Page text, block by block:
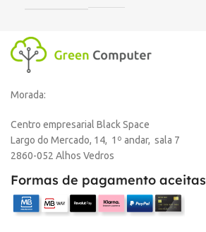
Morada:
Centro empresarial Black Space
Largo do Mercado, 14, 1º andar, sala 7
2860-052 Alhos Vedros
Formas de pagamento aceitas